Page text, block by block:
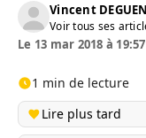
Vincent
Voir tous ses
Le 13 mar 2018 à 19:57
1 min de lecture
Lire plus tard